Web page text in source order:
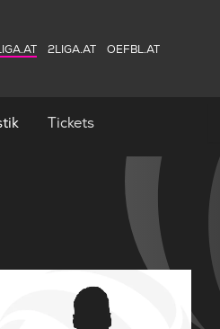
2LIGA.AT OEFBL.AT
Tickets